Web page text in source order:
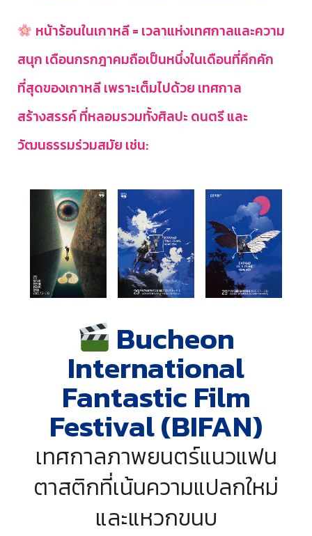
หน้าร้อนในเกาหลี = เวลาแห่งเทศกาลและความ
สนุก เดือนกรกฎาคมถือเป็นหนึ่งในเดือนที่คึกคัก
ที่สุดของเกาหลี เพราะเต็มไปด้วย เทศกาล
สร้างสรรค์ ที่หลอมรวมทั้งศิลปะ ดนตรี และ
วัฒนธรรมร่วมสมัย เช่น:
Bucheon
International
Fantastic Film
Festival (BIFAN)
เทศกาลภาพยนตร์แนวแฟน
ตาสติกที่เน้นความแปลกใหม่
และแหวกขนบ